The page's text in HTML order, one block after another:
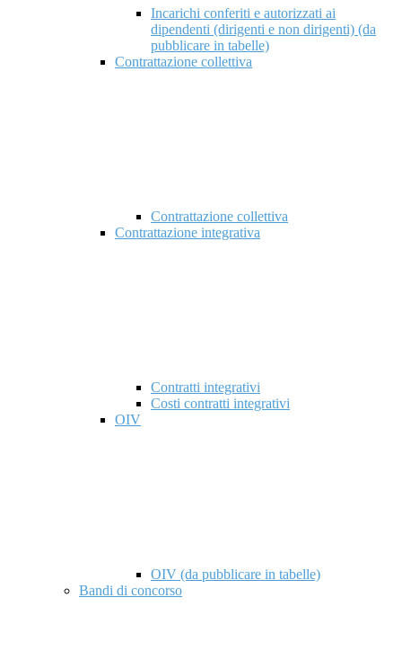
Incarichi conferiti e autorizzati ai
dipendenti (dirigenti e non dirigenti) (da
pubblicare in tabelle)
Contrattazione collettiva
Contrattazione collettiva
Contrattazione integrativa
Contratti integrativi
Costi contratti integrativi
OIV
OIV (da pubblicare in tabelle)
Bandi di concorso